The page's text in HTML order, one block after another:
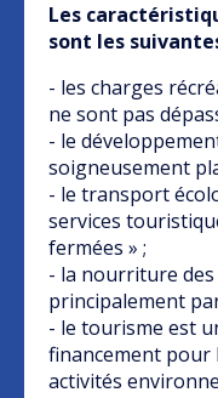
Les
sont les
- les charges
ne sont pas
- le
soigneusement
- le transport
services
fermées » ;
- la nourriture
principalement
- le tourisme est
financement pour
activités